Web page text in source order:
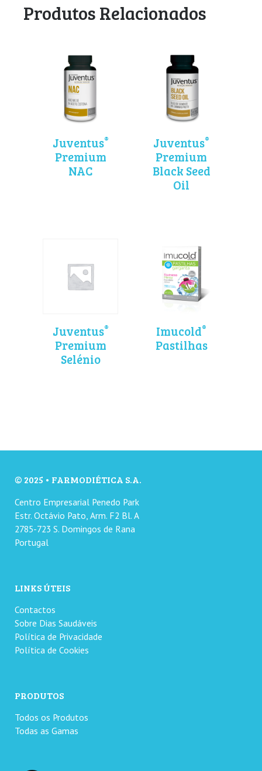
Produtos Relacionados
Juventus®
Premium
NAC
Juventus®
Premium
Black Seed
Oil
Juventus®
Premium
Selénio
Imucold®
Pastilhas
© 2025 • FARMODIÉTICA S.A.
Centro Empresarial Penedo Park
Estr. Octávio Pato, Arm. F2 Bl. A
2785-723 S. Domingos de Rana
Portugal
LINKS ÚTEIS
Contactos
Sobre Dias Saudáveis
Política de Privacidade
Política de Cookies
PRODUTOS
Todos os Produtos
Todas as Gamas